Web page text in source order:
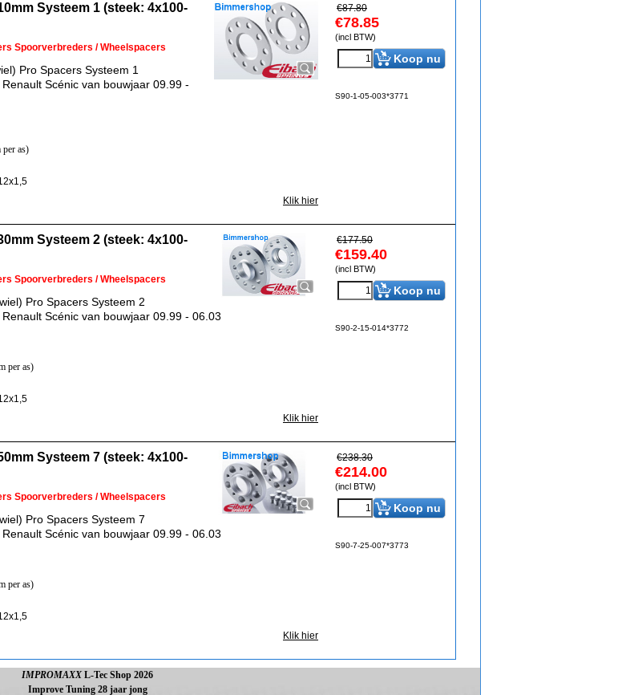
€87.80
€78.85
(incl BTW)
Koop nu
S90-1-05-003*3771
Systeem 1 (steek: 4x100-
Spoorverbreders / Wheelspacers
Pro Spacers Systeem 1
Scénic van bouwjaar 09.99 -
as)
Klik hier
€177.50
€159.40
(incl BTW)
Koop nu
S90-2-15-014*3772
Systeem 2 (steek: 4x100-
Spoorverbreders / Wheelspacers
Pro Spacers Systeem 2
Scénic van bouwjaar 09.99 - 06.03
per as)
Klik hier
€238.30
€214.00
(incl BTW)
Koop nu
S90-7-25-007*3773
Systeem 7 (steek: 4x100-
Spoorverbreders / Wheelspacers
Pro Spacers Systeem 7
Scénic van bouwjaar 09.99 - 06.03
per as)
Klik hier
IMPROMAXX L-Tec Shop 2026
Improve Tuning 28 jaar jong